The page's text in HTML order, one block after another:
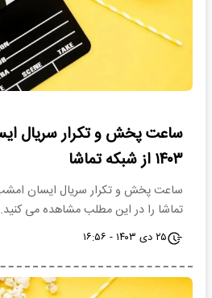
۱۴۰۳ از شبکه تماشا
تماشا را در این مطلب مشاهده می کنید.
۲۵ دی ۱۴۰۳ - ۱۶:۵۶